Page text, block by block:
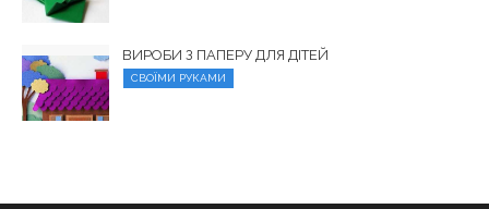
ВИРОБИ З ПАПЕРУ ДЛЯ ДІТЕЙ
СВОЇМИ РУКАМИ